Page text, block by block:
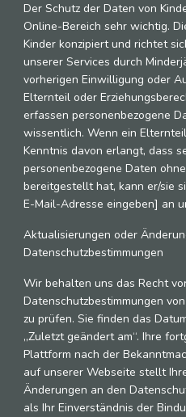
Der Schutz der Daten von
Online-Bereich sehr wichtig.
Kinder konzipiert und richtet
unserer Services durch
vorherigen Einwilligung oder
Elternteil oder
erfassen personenbezogene
wissentlich. Wenn ein
Kenntnis davon erlangt, dass
personenbezogene Daten
bereitgestellt hat, kann er/sie
E-Mail-Adresse eingeben] an
Aktualisierungen oder
Datenschutzbestimmungen
Wir behalten uns das Recht
Datenschutzbestimmungen
zu prüfen. Sie finden das
„Zuletzt geändert am“. Ihre
Plattform nach der
auf unserer Webseite stellt
Änderungen an den
als Ihr Einverständnis der